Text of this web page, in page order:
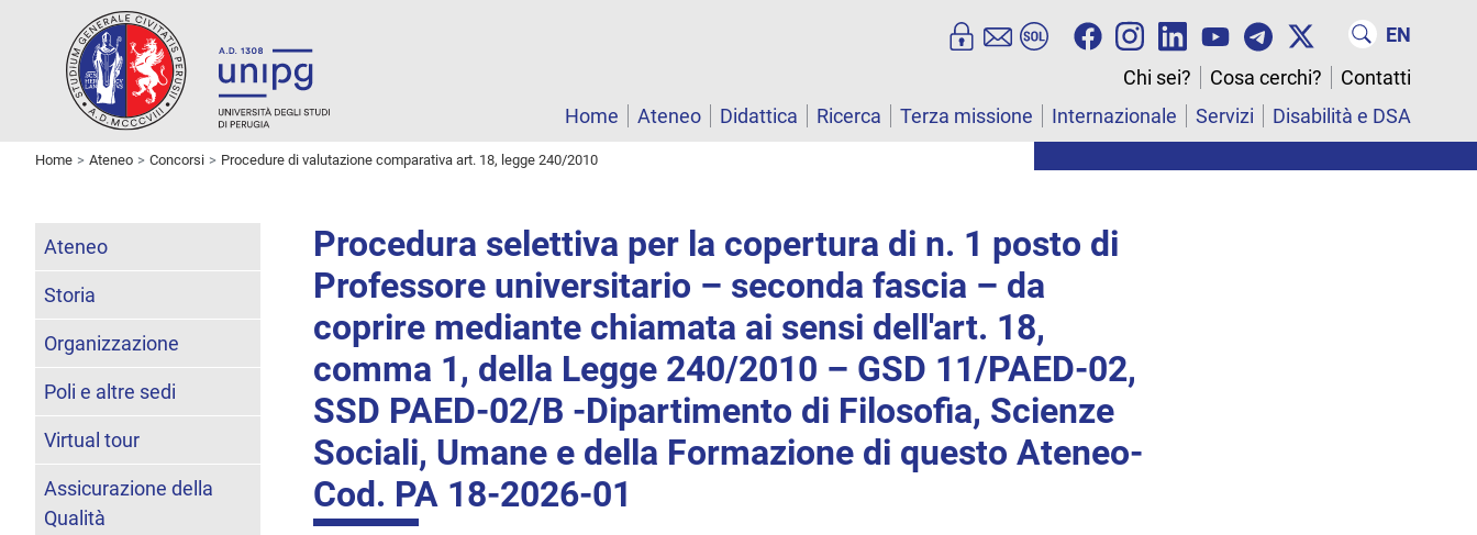
EN
Chi sei?
Cosa cerchi?
Contatti
Home
Ateneo Didattica Ricerca Terza missione Internazionale Servizi Disabilità e DSA
Home Ateneo Concorsi Procedure di valutazione comparativa art. 18, legge 240/2010
Procedura selettiva per la copertura di n. 1 posto di
Professore universitario – seconda fascia – da
coprire mediante chiamata ai sensi dell'art. 18,
comma 1, della Legge 240/2010 – GSD 11/PAED-02,
SSD PAED-02/B -Dipartimento di Filosofia, Scienze
Sociali, Umane e della Formazione di questo Ateneo-
Cod. PA 18-2026-01
Ateneo
Storia
Organizzazione
Poli e altre sedi
Virtual tour
Assicurazione della
Qualità